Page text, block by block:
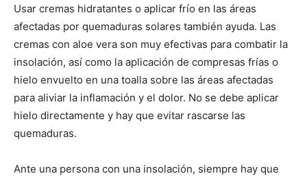
Usar cremas hidratantes o aplicar frío en las áreas
afectadas por quemaduras solares también ayuda. Las
cremas con aloe vera son muy efectivas para combatir la
insolación, así como la aplicación de compresas frías o
hielo envuelto en una toalla sobre las áreas afectadas
para aliviar la inflamación y el dolor. No se debe aplicar
hielo directamente y hay que evitar rascarse las
quemaduras.
Ante una persona con una insolación, siempre hay que